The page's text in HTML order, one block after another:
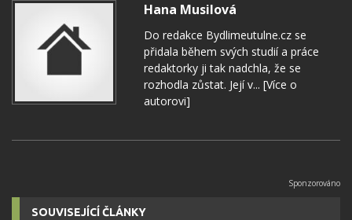
Hana Musilová
Do redakce Bydlimeutulne.cz se
přidala během svých studií a práce
redaktorky ji tak nadchla, že se
rozhodla zůstat. Její v... [Více o
autorovi]
SOUVISEJÍCÍ ČLÁNKY